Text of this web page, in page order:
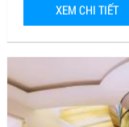
XEM CHI TIẾT